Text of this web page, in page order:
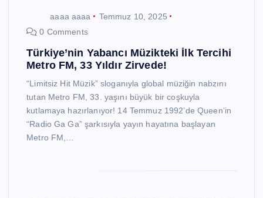
aaaa aaaa
Temmuz 10, 2025
0 Comments
Türkiye’nin Yabancı Müzikteki İlk Tercihi
Metro FM, 33 Yıldır Zirvede!
“Limitsiz Hit Müzik” sloganıyla global müziğin nabzını
tutan Metro FM, 33. yaşını büyük bir coşkuyla
kutlamaya hazırlanıyor! 14 Temmuz 1992’de Queen’in
“Radio Ga Ga” şarkısıyla yayın hayatına başlayan
Metro FM,…